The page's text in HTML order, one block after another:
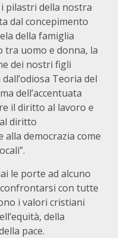
pilastri della nostra
dal concepimento
della famiglia
tra uomo e donna, la
dei nostri figli
Teoria del
dell’accentuata
il diritto al lavoro e
diritto
alla democrazia come
le porte ad alcuno
con tutte
i valori cristiani
della
pace.